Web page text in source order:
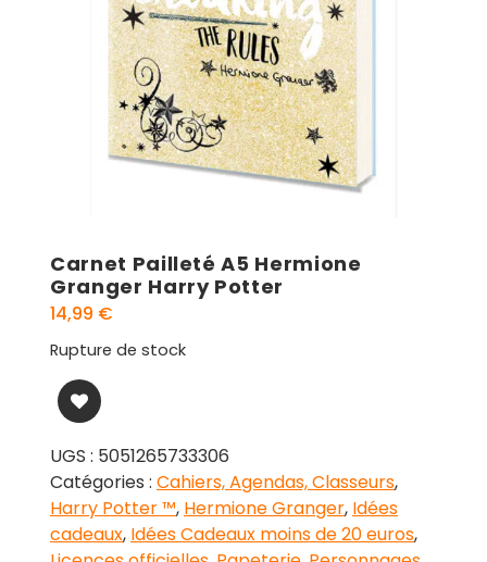
Carnet Pailleté A5 Hermione
Granger Harry Potter
14,99 €
Rupture de stock
UGS : 5051265733306
Catégories : Cahiers, Agendas, Classeurs,
Harry Potter ™, Hermione Granger, Idées
cadeaux, Idées Cadeaux moins de 20 euros,